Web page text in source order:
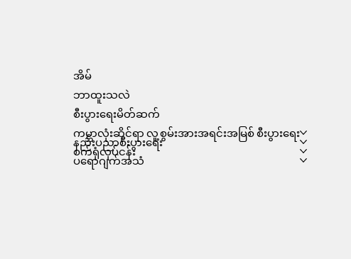
အိမ်
ဘာထူးသလဲ
စီးပွားရေးမိတ်ဆက်
ကမ္ဘာလုံးဆိုင်ရာ လူ့စွမ်းအားအရင်းအမြစ် စီးပွားရေး
နည်းပညာစီးပွားရေး
စက်ရုံလုပ်ငန်း
ပရောဂျက်အသံ